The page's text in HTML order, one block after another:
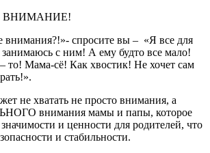
ВНИМАНИЕ!
внимания?!»- спросите вы – «Я все для
с ним! А ему будто все мало!
то! Мама-сё! Как хвостик! Не хочет сам
не хватать не просто внимания, а
внимания мамы и папы, которое
и ценности для родителей, что
и стабильности.